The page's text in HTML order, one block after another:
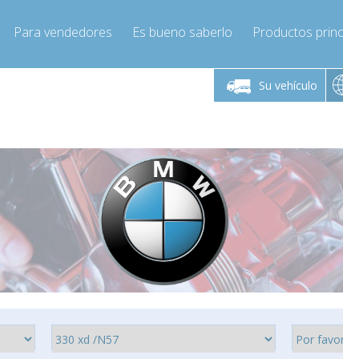
Para vendedores Es bueno saberlo Productos
Su vehículo
de 9:00 a De lunes a viernes de 9:00 a
16:00
Info@compressor-express.es
De lunes a